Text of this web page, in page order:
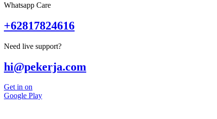
Whatsapp Care
+62817824616
Need live support?
hi@pekerja.com
Get in on
Google Play